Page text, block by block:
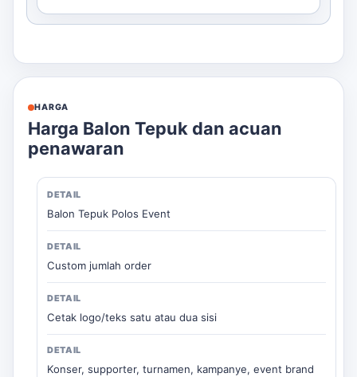
HARGA
Harga Balon Tepuk dan acuan
penawaran
Balon Tepuk Polos Event
Custom jumlah order
Cetak logo/teks satu atau dua sisi
Konser, supporter, turnamen, kampanye, event brand